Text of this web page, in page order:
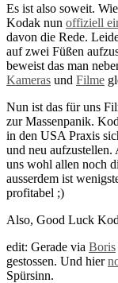
Es ist also soweit.
Kodak nun offiziell
davon die Rede.
auf zwei Füßen
beweist das man
Kameras und Filme
Nun ist das für uns
zur Massenpanik.
in den USA Praxis
und neu aufzustellen.
uns wohl allen noch
ausserdem ist
profitabel ;)
Also, Good Luck
edit: Gerade via Boris
gestossen. Und hier
Spürsinn.